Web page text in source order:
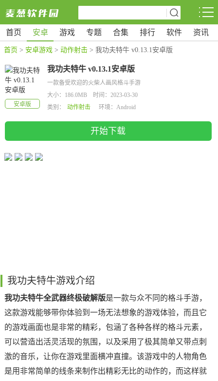
首页 安卓 游戏 专题 合集 排行 软件 资讯
首页 > 安卓游戏 > 动作射击 > 我功夫特牛 v0.13.1安卓版
安卓版
我功夫特牛 v0.13.1安卓版
一款备受欢迎的火柴人画风格斗手游
大小：186.0MB 时间：2023-03-30
类别：
动作射击 环境：Android
开始下载
我功夫特牛游戏介绍
我功夫特牛全武器终极破解版是一款与众不同的格斗手游，
这款游戏能够带你体验到一场无法想象的游戏体验，而且它
的游戏画面也是非常的精彩，包涵了各种各样的格斗元素，
可以营造出活灵活现的氛围，以及采用了极其简单又带点刺
激的音乐，让你在游戏里面横冲直撞。该游戏中的人物角色
是用非常简单的线条来制作出精彩无比的动作的，而这样就